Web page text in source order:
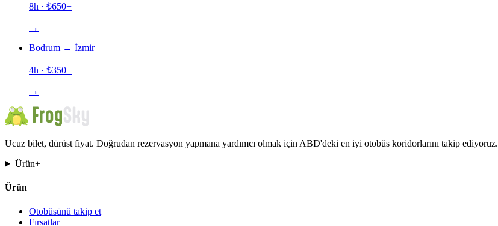
8h · ₺650+
→
Bodrum → İzmir
4h · ₺350+
→
Ucuz bilet, dürüst fiyat. Doğrudan rezervasyon yapmana yardımcı olmak için ABD'deki en iyi otobüs koridorlarını takip ediyoruz.
Ürün+
Ürün
Otobüsünü takip et
Fırsatlar